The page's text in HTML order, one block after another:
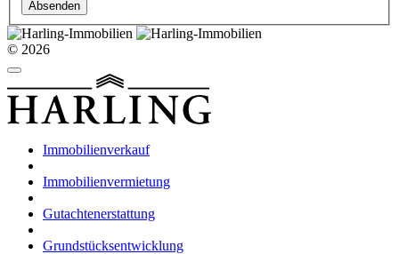
© 2026
Immobilienverkauf
Immobilienvermietung
Gutachtenerstattung
Grundstücksentwicklung